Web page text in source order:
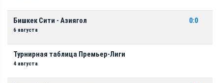
Бишкек Сити - Азиягол
6 августа
0:0
Турнирная таблица Премьер-Лиги
4 августа